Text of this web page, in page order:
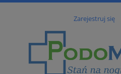
Zarejestruj się